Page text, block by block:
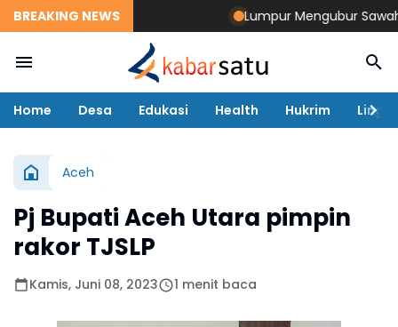
BREAKING NEWS Lumpur Mengubur Sawah
Home Desa Edukasi Health Hukrim
Aceh
Pj Bupati Aceh Utara pimpin
rakor TJSLP
Kamis, Juni 08, 2023 1 menit baca